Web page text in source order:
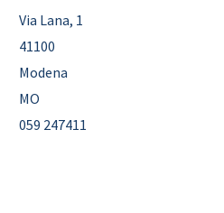
Via Lana, 1
41100
Modena
MO
059 247411